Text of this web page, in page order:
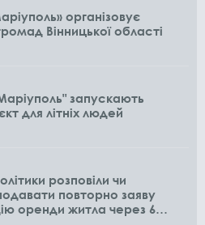
організовує
Вінницької області
запускають
для літніх людей
розповіли чи
повторно заяву
оренди житла через 6